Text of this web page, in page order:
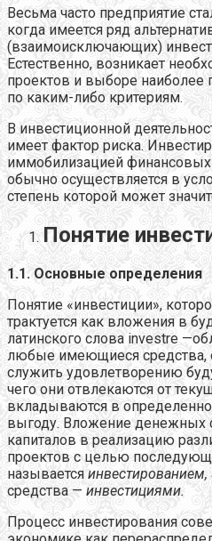
Весьма часто предприятие
когда имеется ряд
(взаимоисключающих)
Естественно, возникает
проектов и выборе наиболее
по каким-либо критериям.
В инвестиционной
имеет фактор риска.
иммобилизацией финансовых
обычно осуществляется в
степень которой может
Понятие
1.1. Основные определения
Понятие «инвестиции»,
трактуется как вложения в
латинского слова investre
любые имеющиеся средства,
служить удовлетворению
чего они отвлекаются от
вкладываются в
выгоду. Вложение денежных
капиталов в реализацию
проектов с целью
называется инвестированием,
средства — инвестициями.
Процесс инвестирования